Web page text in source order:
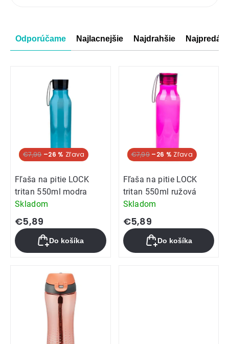
Radenie
produktov
Odporúčame Najlacnejšie Najdrahšie
Akcia
€7,99 –26 %
Fľaša na pitie LOCK
tritan 550ml modra
Skladom
€5,89
Do košíka
Akcia
€7,99 –26 %
Fľaša na pitie LOCK
tritan 550ml ružová
Skladom
€5,89
Do košíka